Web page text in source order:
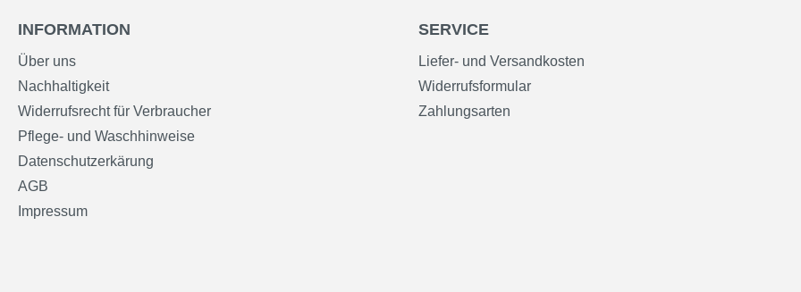
INFORMATION
Über uns
Nachhaltigkeit
Widerrufsrecht für Verbraucher
Pflege- und Waschhinweise
Datenschutzerkärung
AGB
Impressum
SERVICE
Liefer- und Versandkosten
Widerrufsformular
Zahlungsarten